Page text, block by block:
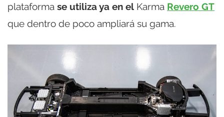
plataforma se utiliza ya en el Karma Revero GT
que dentro de poco ampliará su gama.